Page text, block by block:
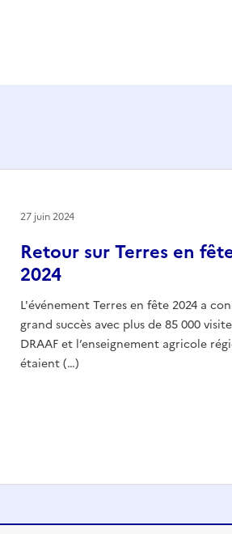
Retour sur Terres en
2024
L'événement Terres en fête 2024 a
grand succès avec plus de 85 000
DRAAF et l’enseignement agricole
étaient (…)
27 juin 2024